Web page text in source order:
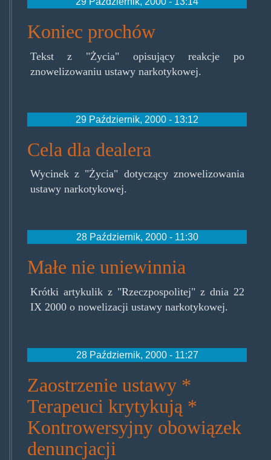
Koniec prochów
Tekst z "Życia" opisujący reakcje po
znowelizowaniu ustawy narkotykowej.
29 Październik, 2000 - 13:12
Cela dla dealera
Wycinek z "Życia" dotyczący znowelizowania
ustawy narkotykowej.
28 Październik, 2000 - 11:30
Małe nie uniewinnia
Krótki artykulik z "Rzeczpospolitej" z dnia 22
IX 2000 o nowelizacji ustawy narkotykowej.
28 Październik, 2000 - 11:27
Zaostrzenie ustawy *
Terapeuci krytykują *
Kontrowersyjny obowiązek
denuncjacji